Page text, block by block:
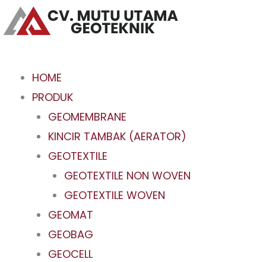
Skip
to
HOME
PRODUK
GEOMEMBRANE
KINCIR TAMBAK (AERATOR)
GEOTEXTILE
GEOTEXTILE NON WOVEN
GEOTEXTILE WOVEN
GEOMAT
GEOBAG
GEOCELL